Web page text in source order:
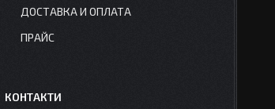
ДОСТАВКА И ОПЛАТА
ПРАЙС
КОНТАКТИ